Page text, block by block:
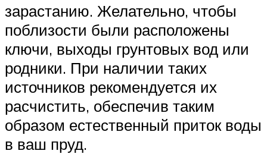
зарастанию. Желательно, чтобы
поблизости были расположены
ключи, выходы грунтовых вод или
родники. При наличии таких
источников рекомендуется их
расчистить, обеспечив таким
образом естественный приток воды
в ваш пруд.